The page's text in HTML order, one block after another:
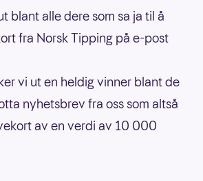
blant alle dere som sa ja til å
fra Norsk Tipping på e-post
vi ut en heldig vinner blant de
nyhetsbrev fra oss som altså
av en verdi av 10 000